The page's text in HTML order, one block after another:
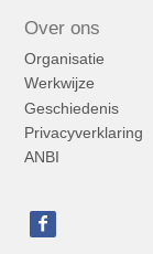
Over ons
Organisatie
Werkwijze
Geschiedenis
Privacyverklaring
ANBI
Bezoek
onze